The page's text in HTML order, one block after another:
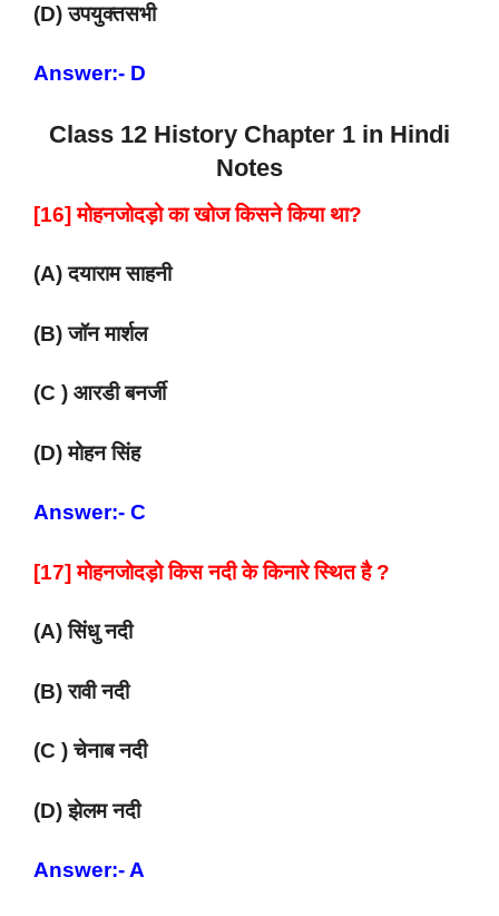
(D) उपयुक्तसभी
Answer:- D
Class 12 History Chapter 1 in Hindi
Notes
[16] मोहनजोदड़ो का खोज किसने किया था?
(A) दयाराम साहनी
(B) जॉन मार्शल
(C ) आरडी बनर्जी
(D) मोहन सिंह
Answer:- C
[17] मोहनजोदड़ो किस नदी के किनारे स्थित है ?
(A) सिंधु नदी
(B) रावी नदी
(C ) चेनाब नदी
(D) झेलम नदी
Answer:- A